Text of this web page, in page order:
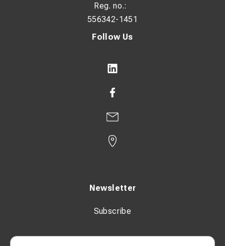
Follow Us
Newsletter
Subscribe
Reg. no.:
556342-1451